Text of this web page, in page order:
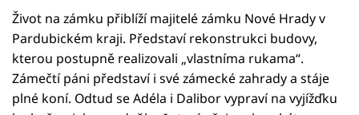
Život na zámku přiblíží majitelé zámku Nové Hrady v
Pardubickém kraji. Představí rekonstrukci budovy,
kterou postupně realizovali „vlastníma rukama“.
Zámečtí páni představí i své zámecké zahrady a stáje
plné koní. Odtud se Adéla i Dalibor vypraví na vyjížďku